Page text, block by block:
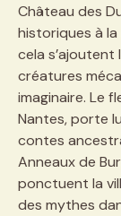
Château des
historiques à
cela s’ajoutent
créatures
imaginaire. Le
Nantes, porte
contes
Anneaux de
ponctuent la
des mythes